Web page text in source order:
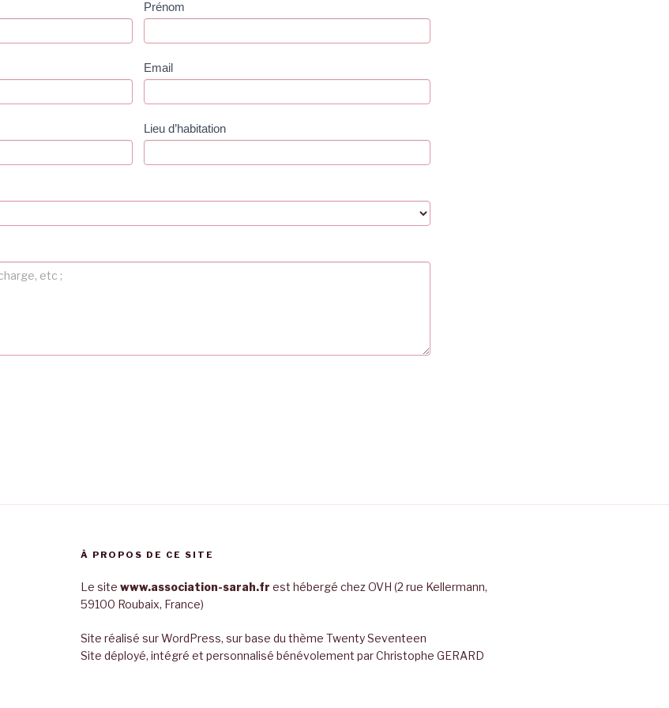
Prénom
Email
Lieu d’habitation
À PROPOS DE CE SITE
Le site www.association-sarah.fr est hébergé chez OVH (2 rue Kellermann,
59100 Roubaix, France)
Site réalisé sur WordPress, sur base du thème Twenty Seventeen
Site déployé, intégré et personnalisé bénévolement par Christophe GERARD